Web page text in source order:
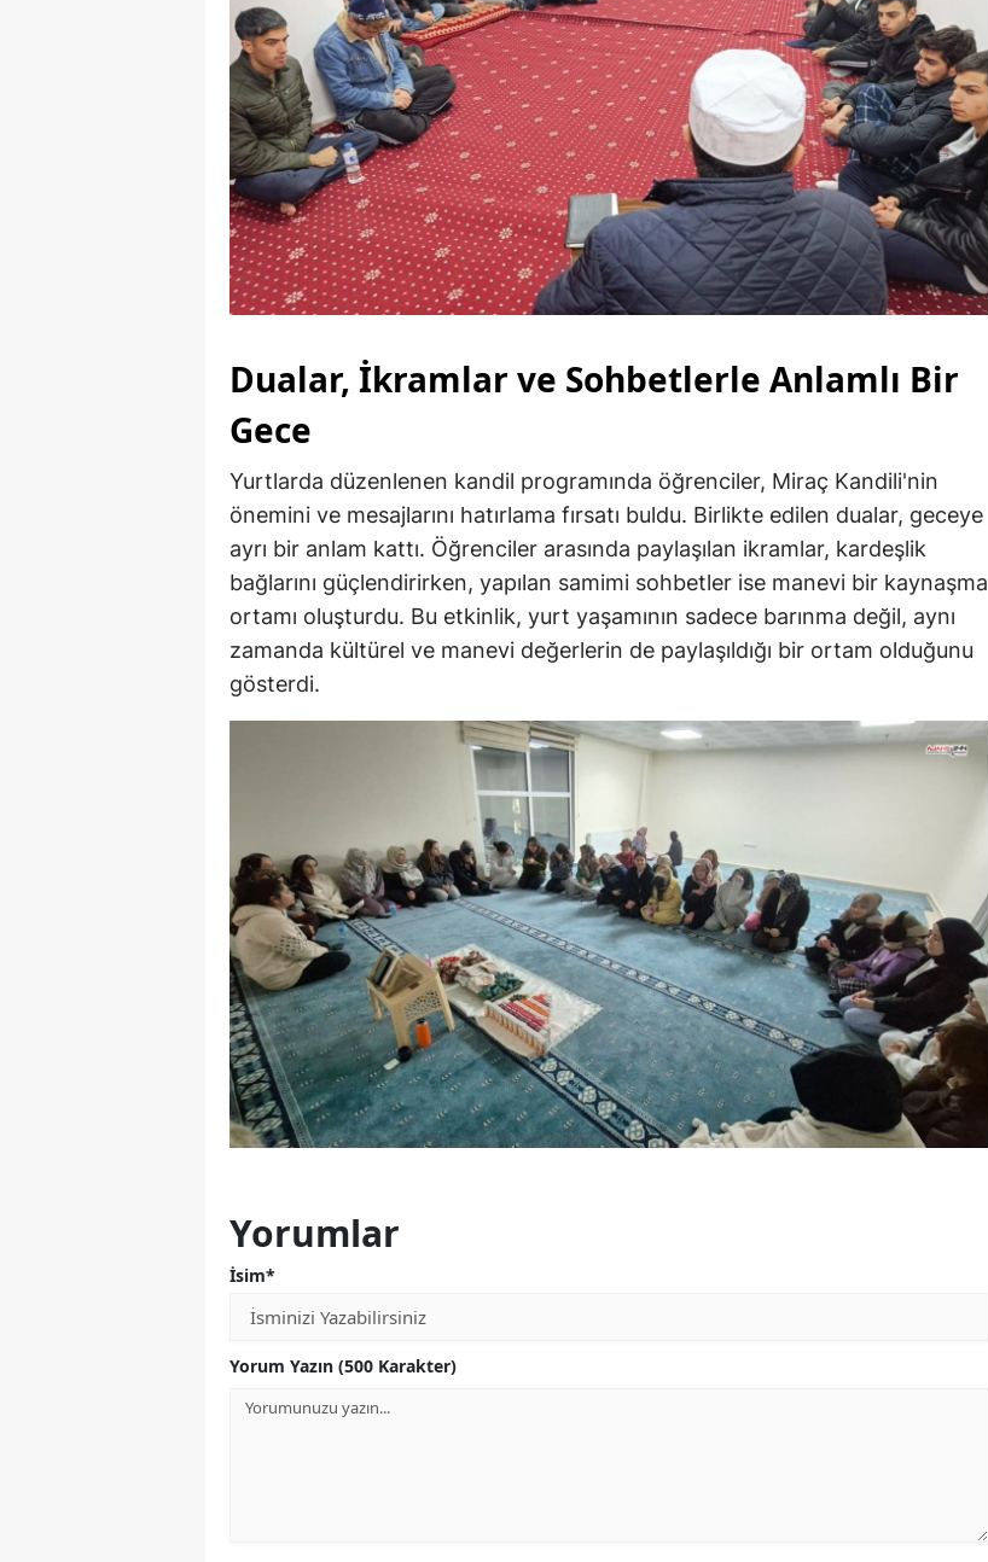
Dualar, İkramlar ve Sohbetlerle Anlamlı Bir
Gece
Yurtlarda düzenlenen kandil programında öğrenciler, Miraç Kandili'nin
önemini ve mesajlarını hatırlama fırsatı buldu. Birlikte edilen dualar, geceye
ayrı bir anlam kattı. Öğrenciler arasında paylaşılan ikramlar, kardeşlik
bağlarını güçlendirirken, yapılan samimi sohbetler ise manevi bir kaynaşma
ortamı oluşturdu. Bu etkinlik, yurt yaşamının sadece barınma değil, aynı
zamanda kültürel ve manevi değerlerin de paylaşıldığı bir ortam olduğunu
gösterdi.
Yorumlar
İsim*
Yorum Yazın (500 Karakter)